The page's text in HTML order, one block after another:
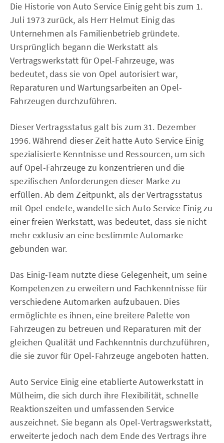
Die Historie von Auto Service Einig geht bis zum 1.
Juli 1973 zurück, als Herr Helmut Einig das
Unternehmen als Familienbetrieb gründete.
Ursprünglich begann die Werkstatt als
Vertragswerkstatt für Opel-Fahrzeuge, was
bedeutet, dass sie von Opel autorisiert war,
Reparaturen und Wartungsarbeiten an Opel-
Fahrzeugen durchzuführen.
Dieser Vertragsstatus galt bis zum 31. Dezember
1996. Während dieser Zeit hatte Auto Service Einig
spezialisierte Kenntnisse und Ressourcen, um sich
auf Opel-Fahrzeuge zu konzentrieren und die
spezifischen Anforderungen dieser Marke zu
erfüllen. Ab dem Zeitpunkt, als der Vertragsstatus
mit Opel endete, wandelte sich Auto Service Einig zu
einer freien Werkstatt, was bedeutet, dass sie nicht
mehr exklusiv an eine bestimmte Automarke
gebunden war.
Das Einig-Team nutzte diese Gelegenheit, um seine
Kompetenzen zu erweitern und Fachkenntnisse für
verschiedene Automarken aufzubauen. Dies
ermöglichte es ihnen, eine breitere Palette von
Fahrzeugen zu betreuen und Reparaturen mit der
gleichen Qualität und Fachkenntnis durchzuführen,
die sie zuvor für Opel-Fahrzeuge angeboten hatten.
Auto Service Einig eine etablierte Autowerkstatt in
Mülheim, die sich durch ihre Flexibilität, schnelle
Reaktionszeiten und umfassenden Service
auszeichnet. Sie begann als Opel-Vertragswerkstatt,
erweiterte jedoch nach dem Ende des Vertrags ihre